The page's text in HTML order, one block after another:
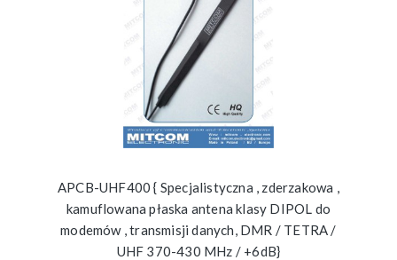
APCB-UHF400 { Specjalistyczna , zderzakowa ,
kamuflowana płaska antena klasy DIPOL do
modemów , transmisji danych, DMR / TETRA /
UHF 370-430 MHz / +6dB}